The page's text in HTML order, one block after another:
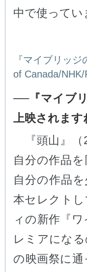
中で使ってい
『マイブリッ
of Canada/
──『マイブ
上映されます
『頭山』（
自分の作品
自分の作品
本セレクト
ィの新作『
レミアにな
の映画祭に